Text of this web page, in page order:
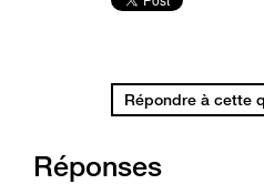
Répondre à cette
Réponses